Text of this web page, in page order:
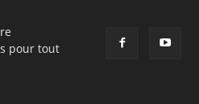
pour tout